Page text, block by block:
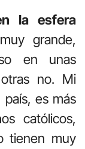
la esfera
grande,
en unas
no. Mi
es más
católicos,
tienen muy